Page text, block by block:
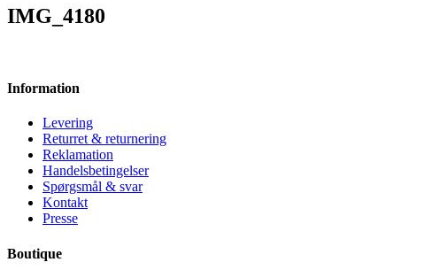
IMG_4180
Information
Levering
Returret & returnering
Reklamation
Handelsbetingelser
Spørgsmål & svar
Kontakt
Presse
Boutique